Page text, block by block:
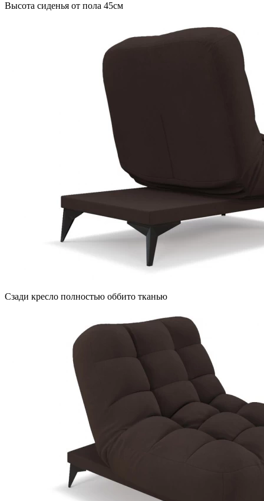
Высота сиденья от пола 45см
Сзади кресло полностью оббито тканью